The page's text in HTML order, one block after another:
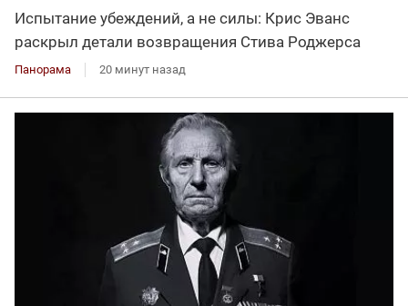
Испытание убеждений, а не силы: Крис Эванс
раскрыл детали возвращения Стива Роджерса
Панорама 20 минут назад